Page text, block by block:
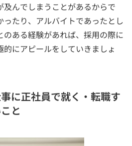
んでしまうことがあるからで
たり、アルバイトであったとし
ある経験があれば、採用の際に
にアピールをしていきましょ
に正社員で就く・転職す
と